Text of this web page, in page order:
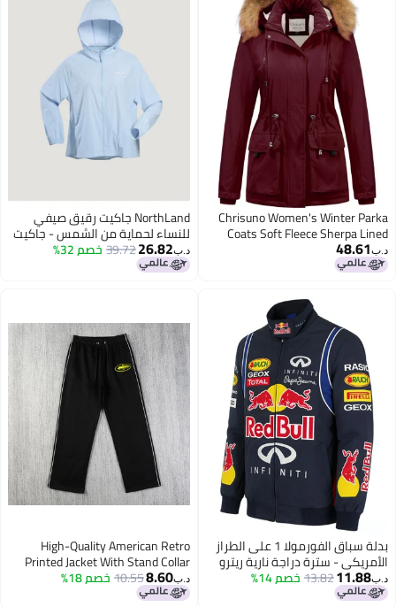
Chrisuno Women's Winter Parka
Coats Soft Fleece Sherpa Lined
Drawstring Snow Jacket With Faux
Fur Trim Hood, Burgundy, S
د.ب‏48.61
NorthLand جاكيت رقيق صيفي
للنساء لحماية من الشمس - جاكيت
جناح الزيز لوسيا
د.ب‏26.82
39.72خصم 32%
بدلة سباق الفورمولا 1 على الطراز
الأمريكي - سترة دراجة نارية ريترو
من ريد بول مطرزة مقاومة للرياح
للنساء
د.ب‏11.88
13.82خصم 14%
High-Quality American Retro
Printed Jacket With Stand Collar
And Zipper, High Street Style Pants
For Men And Women
د.ب‏8.60
10.55خصم 18%